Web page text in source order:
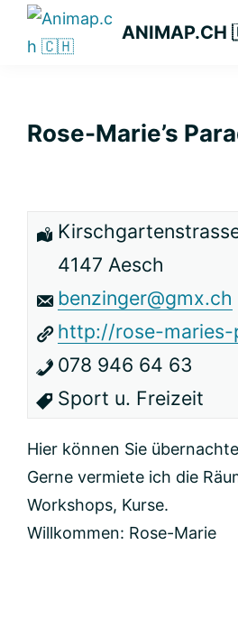
Hauptnavigation
Zum
Inhalt
Seitenspalte
Rose-Marie’s
4147 Aesch
benzinger@gmx.ch
http://rose-maries-
078 946 64 63
Sport u. Freizeit
Hier können Sie
Gerne vermiete ich die
Workshops, Kurse.
Willkommen: Rose-Marie